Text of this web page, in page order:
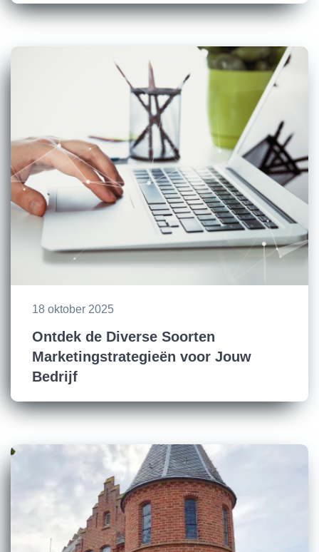
18 oktober 2025
Ontdek de Diverse Soorten
Marketingstrategieën voor Jouw
Bedrijf